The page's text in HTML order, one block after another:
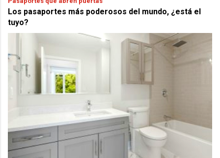
Los pasaportes más poderosos del mundo, ¿está el
tuyo?